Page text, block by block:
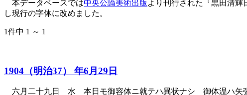
本データベースでは中央公論美術出版 より刊行された『黒田清
し現行の字体に改めました。
1件中 1 ～ 1
1904（明治37） 年6月29日
六月二十九日 水 本日モ御容体ニ就テハ異状ナシ 御体温ハ矢